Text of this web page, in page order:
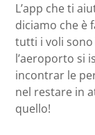
L’app che ti
diciamo che è
tutti i voli
l’aeroporto si
incontrar le
nel restare in
quello!